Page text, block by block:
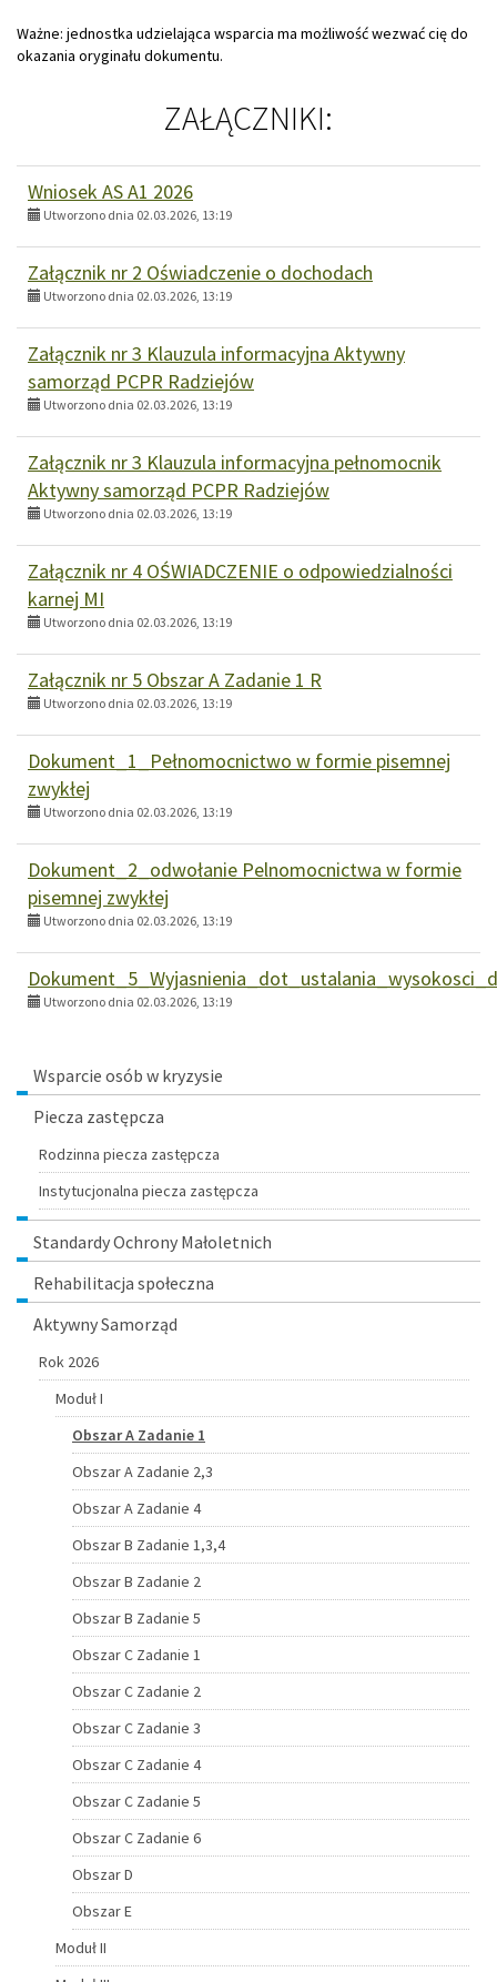
Ważne: jednostka udzielająca wsparcia ma możliwość wezwać cię do
okazania oryginału dokumentu.
ZAŁĄCZNIKI:
Wniosek AS A1 2026
Utworzono dnia 02.03.2026, 13:19
Załącznik nr 2 Oświadczenie o dochodach
Utworzono dnia 02.03.2026, 13:19
Załącznik nr 3 Klauzula informacyjna Aktywny
samorząd PCPR Radziejów
Utworzono dnia 02.03.2026, 13:19
Załącznik nr 3 Klauzula informacyjna pełnomocnik
Aktywny samorząd PCPR Radziejów
Utworzono dnia 02.03.2026, 13:19
Załącznik nr 4 OŚWIADCZENIE o odpowiedzialności
karnej MI
Utworzono dnia 02.03.2026, 13:19
Załącznik nr 5 Obszar A Zadanie 1 R
Utworzono dnia 02.03.2026, 13:19
Dokument_1_Pełnomocnictwo w formie pisemnej
zwykłej
Utworzono dnia 02.03.2026, 13:19
Dokument_2_odwołanie Pelnomocnictwa w formie
pisemnej zwykłej
Utworzono dnia 02.03.2026, 13:19
Utworzono dnia 02.03.2026, 13:19
Menu
Wsparcie osób w kryzysie
Piecza zastępcza
Rodzinna piecza zastępcza
Instytucjonalna piecza zastępcza
Standardy Ochrony Małoletnich
Rehabilitacja społeczna
Aktywny Samorząd
Rok 2026
Moduł I
Obszar A Zadanie 1
Obszar A Zadanie 2,3
Obszar A Zadanie 4
Obszar B Zadanie 1,3,4
Obszar B Zadanie 2
Obszar B Zadanie 5
Obszar C Zadanie 1
Obszar C Zadanie 2
Obszar C Zadanie 3
Obszar C Zadanie 4
Obszar C Zadanie 5
Obszar C Zadanie 6
Obszar D
Obszar E
Moduł II